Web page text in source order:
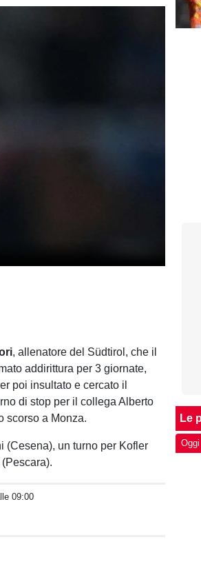
, allenatore del Südtirol, che il
addirittura per 3 giornate,
poi insultato e cercato il
di stop per il collega Alberto
scorso a Monza.
(Cesena), un turno per Kofler
09:00
Le
Oggi